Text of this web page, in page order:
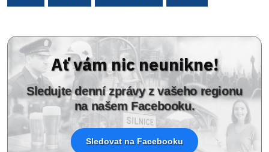
Ať vám nic neunikne!
Sledujte denní zprávy z vašeho regionu
na našem Facebooku.
Sledovat na Facebooku